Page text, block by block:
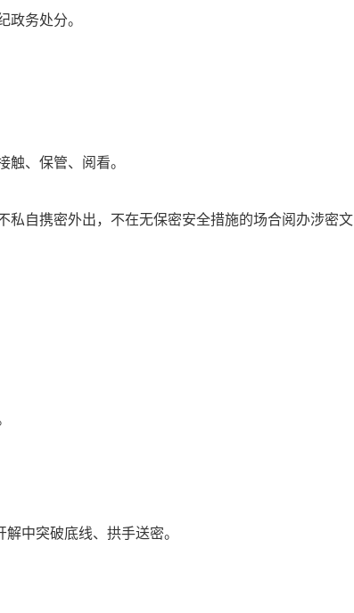
政务处分。
、保管、阅看。
私自携密外出，不在无保密安全措施的场合阅办涉密文
中突破底线、拱手送密。